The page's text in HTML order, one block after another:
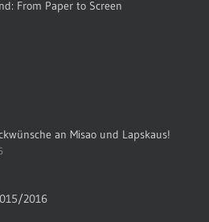
From Paper to Screen
an Misao und Lapskaus!
2016